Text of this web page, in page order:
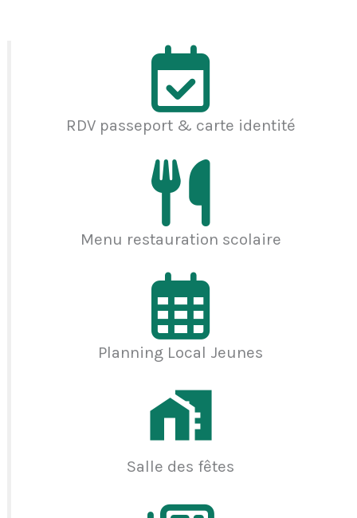
RDV passeport & carte identité
Menu restauration scolaire
Planning Local Jeunes
Salle des fêtes